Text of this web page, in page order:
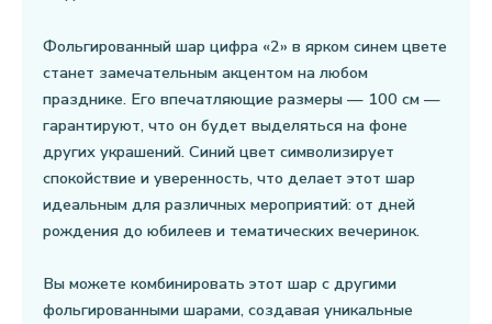
Фольгированный шар цифра «2» в ярком синем цвете
станет замечательным акцентом на любом
празднике. Его впечатляющие размеры — 100 см —
гарантируют, что он будет выделяться на фоне
других украшений. Синий цвет символизирует
спокойствие и уверенность, что делает этот шар
идеальным для различных мероприятий: от дней
рождения до юбилеев и тематических вечеринок.
Вы можете комбинировать этот шар с другими
фольгированными шарами, создавая уникальные